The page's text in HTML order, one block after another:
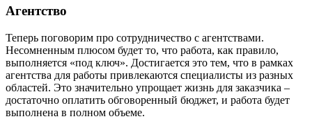
Агентство
Теперь поговорим про сотрудничество с агентствами.
Несомненным плюсом будет то, что работа, как правило,
выполняется «под ключ». Достигается это тем, что в рамках
агентства для работы привлекаются специалисты из разных
областей. Это значительно упрощает жизнь для заказчика –
достаточно оплатить обговоренный бюджет, и работа будет
выполнена в полном объеме.